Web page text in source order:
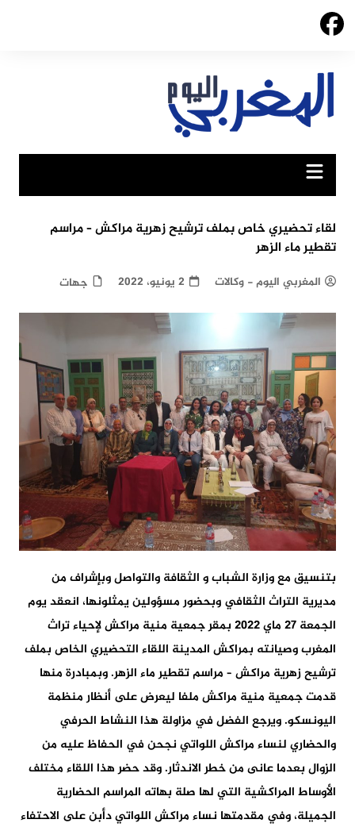
Skip
لقاء تحضيري خاص بملف ترشيح زهرية مراكش – مراسم
تقطير ماء الزهر
المغربي اليوم - وكالات 2 يونيو، 2022 جهات
بتنسيق مع وزارة الشباب و الثقافة والتواصل وبإشراف من
مديرية التراث الثقافي وبحضور مسؤولين يمثلونها، انعقد يوم
الجمعة 27 ماي 2022 بمقر جمعية منية مراكش لإحياء تراث
المغرب وصيانته بمراكش المدينة اللقاء التحضيري الخاص بملف
ترشيح زهرية مراكش – مراسم تقطير ماء الزهر. وبمبادرة منها
قدمت جمعية منية مراكش ملفا ليعرض على أنظار منظمة
اليونسكو. ويرجع الفضل في مزاولة هذا النشاط الحرفي
والحضاري لنساء مراكش اللواتي نجحن في الحفاظ عليه من
الزوال بعدما عانى من خطر الاندثار. وقد حضر هذا اللقاء مختلف
الأوساط المراكشية التي لها صلة بهاته المراسم الحضارية
الجميلة، وفي مقدمتها نساء مراكش اللواتي دأبن على الاحتفاء